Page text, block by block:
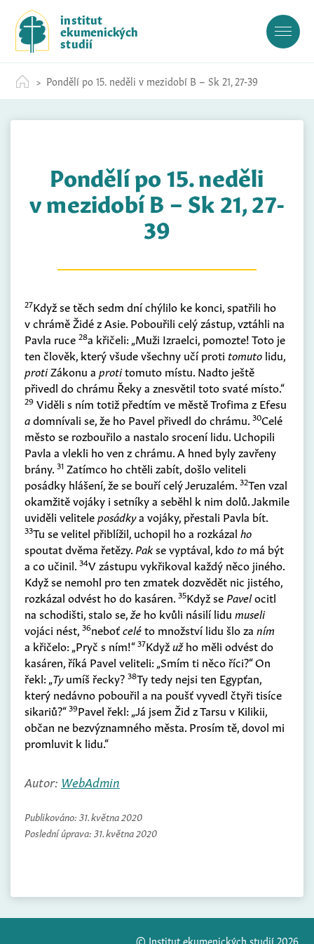
c
institut
ekumenických
studií
Pondělí po 15. neděli v mezidobí B – Sk 21, 27-39
Pondělí po 15. neděli
v mezidobí B – Sk 21, 27-
39
27Když se těch sedm dní chýlilo ke konci, spatřili ho
v chrámě Židé z Asie. Pobouřili celý zástup, vztáhli na
Pavla ruce 28a křičeli: „Muži Izraelci, pomozte! Toto je
ten člověk, který všude všechny učí proti tomuto lidu,
protiZákonu a protitomuto místu. Nadto ještě
přivedl do chrámu Řeky a znesvětil toto svaté místo.“
29 Viděli s ním totiž předtím ve městě Trofima z Efesu
adomnívali se, že ho Pavel přivedl do chrámu. 30Celé
město se rozbouřilo a nastalo srocení lidu. Uchopili
Pavla a vlekli ho ven z chrámu. A hned byly zavřeny
brány. 31 Zatímco ho chtěli zabít, došlo veliteli
posádky hlášení, že se bouří celý Jeruzalém. 32Ten vzal
okamžitě vojáky i setníky a seběhl k nim dolů. Jakmile
uviděli veliteleposádkya vojáky, přestali Pavla bít.
33Tu se velitel přiblížil, uchopil ho a rozkázal ho
spoutat dvěma řetězy. Pakse vyptával, kdo to má být
a co učinil. 34V zástupu vykřikoval každý něco jiného.
Když se nemohl pro ten zmatek dozvědět nic jistého,
rozkázal odvést ho do kasáren. 35Když se Pavelocitl
na schodišti, stalo se,že ho kvůli násilí lidu museli
vojáci nést, 36neboťceléto množství lidu šlo za ním
a křičelo: „Pryč s ním!“37Kdyžužho měli odvést do
kasáren, říká Pavel veliteli: „Smím ti něco říci?“ On
řekl: „Tyumíš řecky? 38Ty tedy nejsi ten Egypťan,
který nedávno pobouřil a na poušť vyvedl čtyři tisíce
sikariů?“39Pavel řekl: „Já jsem Žid z Tarsu v Kilikii,
občan ne bezvýznamného města. Prosím tě, dovol mi
promluvit k lidu.“
Autor: WebAdmin
Publikováno: 31. května 2020
Poslední úprava: 31. května 2020
© Institut ekumenických studií 2026